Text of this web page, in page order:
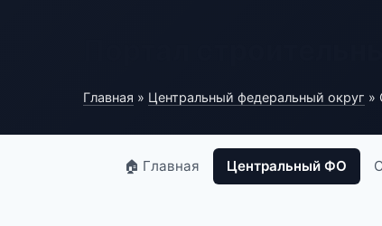
Главная » Центральный федеральный округ »
🏠 Главная Центральный ФО